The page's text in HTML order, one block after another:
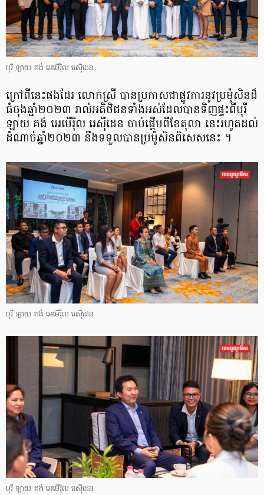
បុរី ឡាយ គង់ អេមើរ៉ិល រេស៊ីដេន
ក្រៅពីនេះផងដែរ លោកស្រី បានប្រកាសជាផ្លូវការនូវប្រម៉ូសិនដ៏
ធំចុងឆ្នាំ២០២៣​ រាល់អតិថិជនទាំងអស់ដែលបានទិញផ្ទះពីបុរី​
ឡាយ គង់ អេមើរ៉ិល​​ រេស៊ីដេន ចាប់ផ្តើមពីខែតុលា នេះរហូតដល់
ដំណាច់ឆ្នាំ២០២៣ នឹងទទួលបានប្រម៉ូសិនពិសេសនេះ ។
បុរី ឡាយ គង់ អេមើរ៉ិល រេស៊ីដេន
បុរី ឡាយ គង់ អេមើរ៉ិល រេស៊ីដេន